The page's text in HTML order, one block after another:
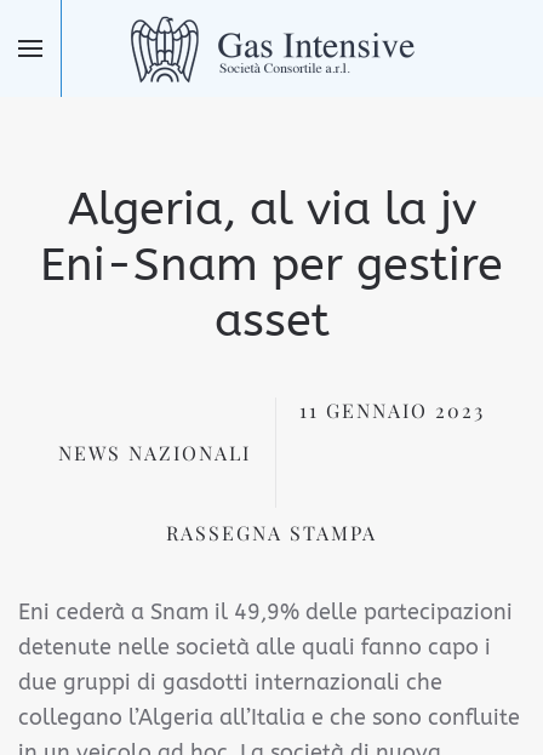
Skip to main content
Algeria, al via la jv
Eni-Snam per gestire
asset
NEWS NAZIONALI
11 GENNAIO 2023
RASSEGNA STAMPA
Eni cederà a Snam il 49,9% delle partecipazioni
detenute nelle società alle quali fanno capo i
due gruppi di gasdotti internazionali che
collegano l’Algeria all’Italia e che sono confluite